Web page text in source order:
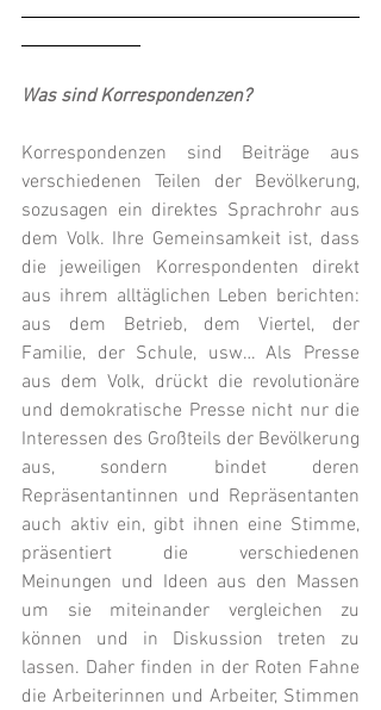
Was sind Korrespondenzen?
Korrespondenzen sind Beiträge aus
verschiedenen Teilen der Bevölkerung,
sozusagen ein direktes Sprachrohr aus
dem Volk. Ihre Gemeinsamkeit ist, dass
die jeweiligen Korrespondenten direkt
aus ihrem alltäglichen Leben berichten:
aus dem Betrieb, dem Viertel, der
Familie, der Schule, usw… Als Presse
aus dem Volk, drückt die revolutionäre
und demokratische Presse nicht nur die
Interessen des Großteils der Bevölkerung
aus, sondern bindet deren
Repräsentantinnen und Repräsentanten
auch aktiv ein, gibt ihnen eine Stimme,
präsentiert die verschiedenen
Meinungen und Ideen aus den Massen
um sie miteinander vergleichen zu
können und in Diskussion treten zu
lassen. Daher finden in der Roten Fahne
die Arbeiterinnen und Arbeiter, Stimmen